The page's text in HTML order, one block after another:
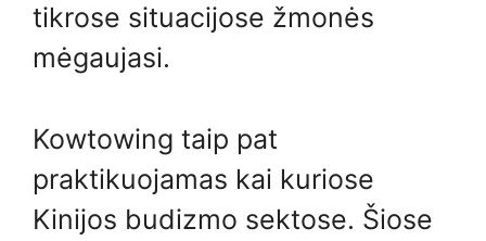
tikrose situacijose žmonės
mėgaujasi.
Kowtowing taip pat
praktikuojamas kai kuriose
Kinijos budizmo sektose. Šiose